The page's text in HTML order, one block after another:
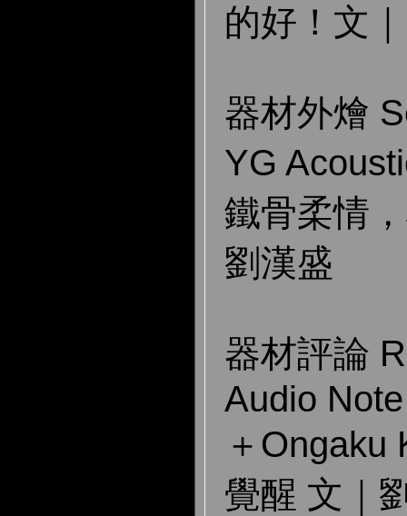
的好！文
器材外燴
YG
鐵骨柔情
劉漢盛
器材評論
Audio
＋Ongaku
覺醒 文｜